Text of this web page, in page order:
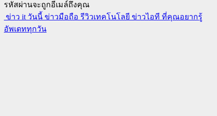
รหัสผ่านจะถูกอีเมล์ถึงคุณ
ข่าว it วันนี้ ข่าวมือถือ รีวิวเทคโนโลยี ข่าวไอที ที่คุณอยากรู้
อัพเดททุกวัน